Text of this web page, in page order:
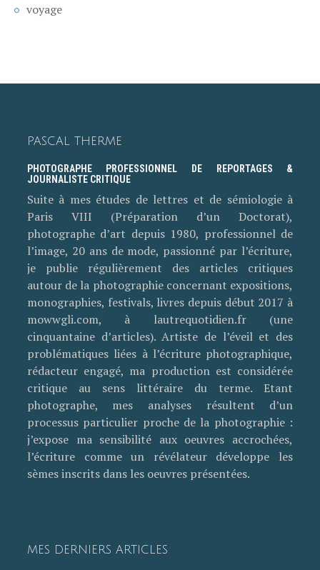
voyage
PASCAL THERME
PHOTOGRAPHE PROFESSIONNEL DE REPORTAGES &
JOURNALISTE CRITIQUE
Suite à mes études de lettres et de sémiologie à
Paris VIII (Préparation d’un Doctorat),
photographe d’art depuis 1980, professionnel de
l’image, 20 ans de mode, passionné par l’écriture,
je publie régulièrement des articles critiques
autour de la photographie concernant expositions,
monographies, festivals, livres depuis début 2017 à
mowwgli.com, à lautrequotidien.fr (une
cinquantaine d’articles). Artiste de l’éveil et des
problématiques liées à l’écriture photographique,
rédacteur engagé, ma production est considérée
critique au sens littéraire du terme. Etant
photographe, mes analyses résultent d’un
processus particulier proche de la photographie :
j’expose ma sensibilité aux oeuvres accrochées,
l’écriture comme un révélateur développe les
sèmes inscrits dans les oeuvres présentées.
MES DERNIERS ARTICLES